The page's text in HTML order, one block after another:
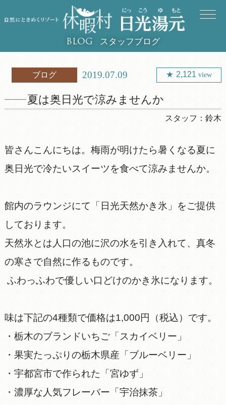
BLOG スタッフブログ
ブログ 2019.07.09 2,121view
夏は奥日光で涼みませんか
スタッフ：鈴木
皆さんこんにちは。梅雨が明けたら暑くなる夏に
奥日光で冷たいスイーツを食べて涼みませんか。
館内のラウンジにて「日光天然かき氷」をご提供
しております。
天然氷とは人口の池に沢の水を引き入れて、真冬
の寒さで自然に作るものです。
ふわっふわで優しい口どけのかき氷になります。
味は下記の4種類で価格は1,000円（税込）です。
・栃木のブランドいちご「スカイベリー」
・果実たっぷりの栃木県産「ブルーベリー」
・宇都宮市で作られた「宮ゆず」
・濃厚な人気フレーバー「宇治抹茶」